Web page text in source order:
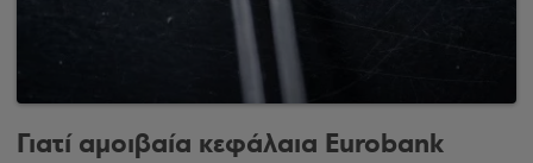
Γιατί αμοιβαία κεφάλαια Eurobank